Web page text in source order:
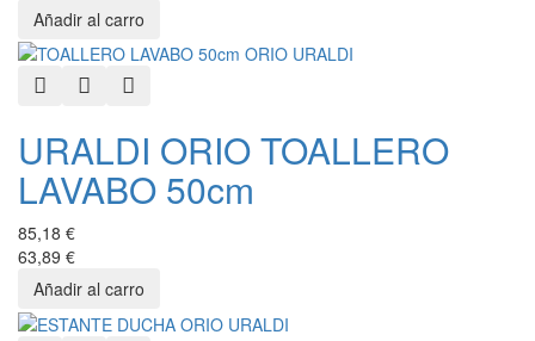
Quick ViewAdd to Wishlist
URALDI ORIO TOALLERO
LAVABO 50cm
85,18 €
63,89 €